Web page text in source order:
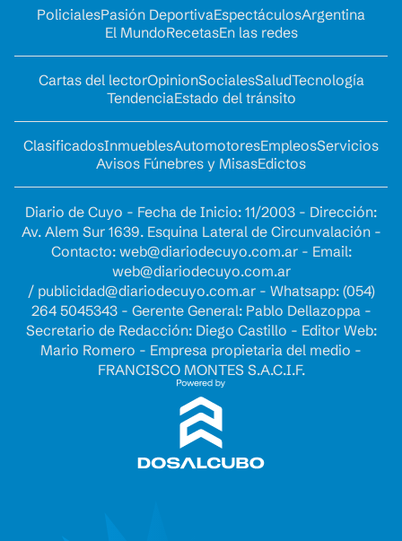
PolicialesPasión DeportivaEspectáculosArgentina
El MundoRecetasEn las redes
Cartas del lectorOpinionSocialesSaludTecnología
TendenciaEstado del tránsito
ClasificadosInmueblesAutomotoresEmpleosServicios
Avisos Fúnebres y MisasEdictos
Diario de Cuyo - Fecha de Inicio: 11/2003 - Dirección:
Av. Alem Sur 1639. Esquina Lateral de Circunvalación -
Contacto: web@diariodecuyo.com.ar- Email:
web@diariodecuyo.com.ar
/ publicidad@diariodecuyo.com.ar- Whatsapp: (054)
264 5045343 - Gerente General: Pablo Dellazoppa -
Secretario de Redacción: Diego Castillo - Editor Web:
Mario Romero - Empresa propietaria del medio -
FRANCISCO MONTES S.A.C.I.F.